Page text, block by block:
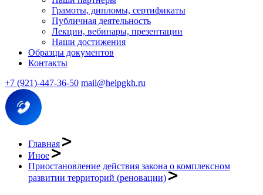
Грамоты, дипломы, сертификаты
Публичная деятельность
Лекции, вебинары, презентации
Наши достижения
Образцы документов
Контакты
+7 (921)-447-36-50 mail@helpgkh.ru
Главная
Иное
Приостановление действия закона о комплексном
развитии территорий (реновации)